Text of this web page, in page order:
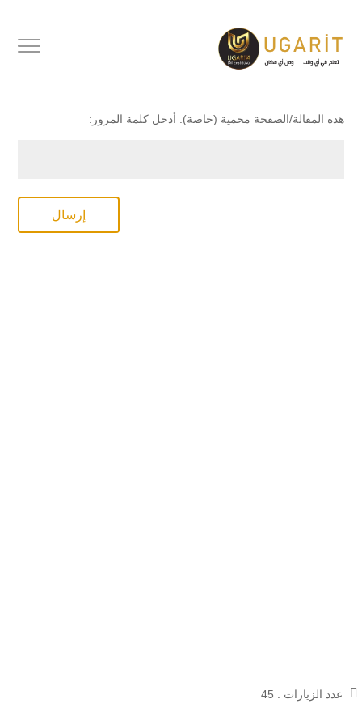
محمي بكلمة مرور
هذه المقالة/الصفحة محمية (خاصة). أدخل كلمة المرور:
إرسال
عدد الزيارات : 45